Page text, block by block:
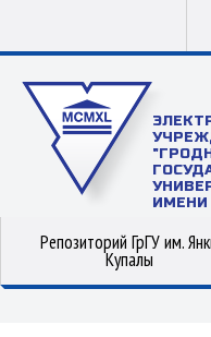
Репозиторий ГрГУ им.
Купалы